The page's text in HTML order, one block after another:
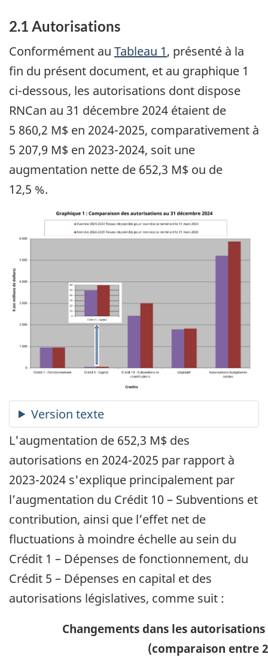
2.1 Autorisations
Conformément au Tableau 1, présenté à la
fin du présent document, et au graphique 1
ci-dessous, les autorisations dont dispose
RNCan au 31 décembre 2024 étaient de
5 860,2 M$ en 2024-2025, comparativement à
5 207,9 M$ en 2023-2024, soit une
augmentation nette de 652,3 M$ ou de
12,5 %.
L'augmentation de 652,3 M$ des
autorisations en 2024-2025 par rapport à
2023-2024 s'explique principalement par
l’augmentation du Crédit 10 – Subventions et
contribution, ainsi que l’effet net de
fluctuations à moindre échelle au sein du
Crédit 1 – Dépenses de fonctionnement, du
Crédit 5 – Dépenses en capital et des
autorisations législatives, comme suit :
Changements dans les
(comparaison entre